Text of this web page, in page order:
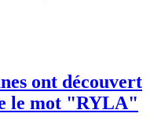
ont découvert
le mot "RYLA"